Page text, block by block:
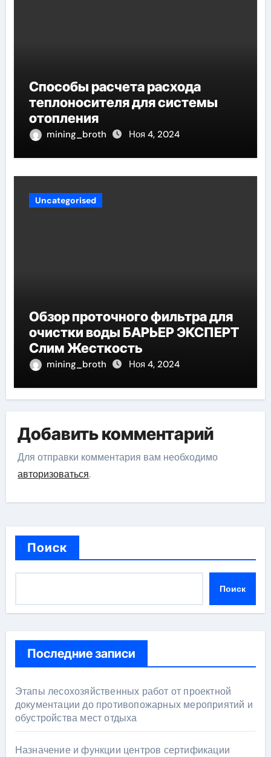
Способы расчета расхода
теплоносителя для системы
отопления
mining_broth Ноя 4, 2024
Uncategorised
Обзор проточного фильтра для
очистки воды БАРЬЕР ЭКСПЕРТ
Слим Жесткость
mining_broth Ноя 4, 2024
Добавить комментарий
Для отправки комментария вам необходимо
авторизоваться.
Поиск
Поиск
Последние записи
Этапы лесохозяйственных работ от проектной
документации до противопожарных мероприятий и
обустройства мест отдыха
Назначение и функции центров сертификации